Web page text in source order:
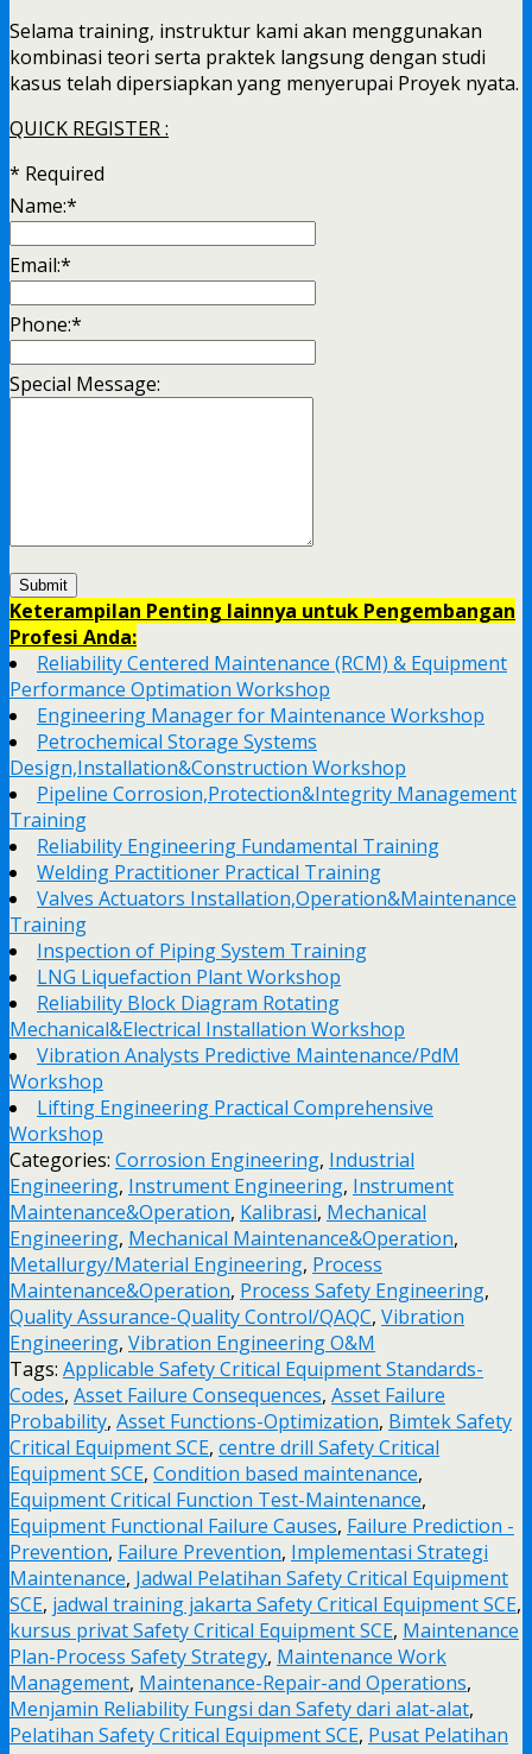
Selama training, instruktur kami akan menggunakan
kombinasi teori serta praktek langsung dengan studi
kasus telah dipersiapkan yang menyerupai Proyek nyata.
QUICK REGISTER :
* Required
Name:*
Email:*
Phone:*
Special Message:
Keterampilan Penting lainnya untuk Pengembangan
Profesi Anda:
Reliability Centered Maintenance (RCM) & Equipment
Performance Optimation Workshop
Engineering Manager for Maintenance Workshop
Petrochemical Storage Systems
Design,Installation&Construction Workshop
Pipeline Corrosion,Protection&Integrity Management
Training
Reliability Engineering Fundamental Training
Welding Practitioner Practical Training
Valves Actuators Installation,Operation&Maintenance
Training
Inspection of Piping System Training
LNG Liquefaction Plant Workshop
Reliability Block Diagram Rotating
Mechanical&Electrical Installation Workshop
Vibration Analysts Predictive Maintenance/PdM
Workshop
Lifting Engineering Practical Comprehensive
Workshop
Categories: Corrosion Engineering, Industrial
Engineering, Instrument Engineering, Instrument
Maintenance&Operation, Kalibrasi, Mechanical
Engineering, Mechanical Maintenance&Operation,
Metallurgy/Material Engineering, Process
Maintenance&Operation, Process Safety Engineering,
Quality Assurance-Quality Control/QAQC, Vibration
Engineering, Vibration Engineering O&M
Tags: Applicable Safety Critical Equipment Standards-
Codes, Asset Failure Consequences, Asset Failure
Probability, Asset Functions-Optimization, Bimtek Safety
Critical Equipment SCE, centre drill Safety Critical
Equipment SCE, Condition based maintenance,
Equipment Critical Function Test-Maintenance,
Equipment Functional Failure Causes, Failure Prediction -
Prevention, Failure Prevention, Implementasi Strategi
Maintenance, Jadwal Pelatihan Safety Critical Equipment
SCE, jadwal training jakarta Safety Critical Equipment SCE,
kursus privat Safety Critical Equipment SCE, Maintenance
Plan-Process Safety Strategy, Maintenance Work
Management, Maintenance-Repair-and Operations,
Menjamin Reliability Fungsi dan Safety dari alat-alat,
Pelatihan Safety Critical Equipment SCE, Pusat Pelatihan